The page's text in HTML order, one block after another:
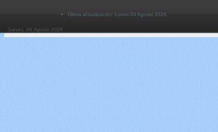
Última actualización: Lunes 03 Agosto 2026.
Jueves, 06 Agosto 2026